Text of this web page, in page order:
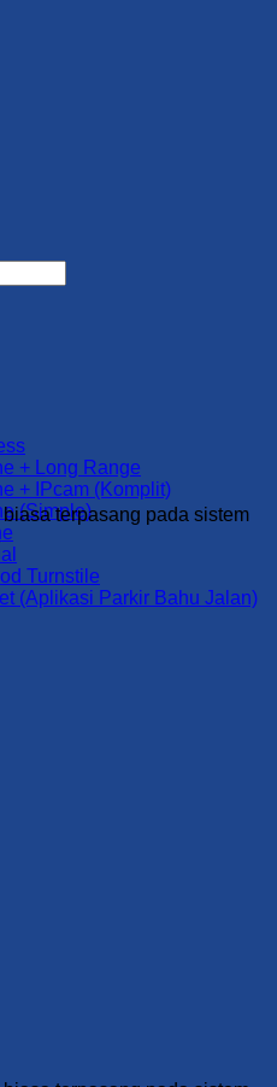
+ Long Range
+ IPcam (Komplit)
(Simple)
Turnstile
(Aplikasi Parkir Bahu Jalan)
terpasang pada sistem